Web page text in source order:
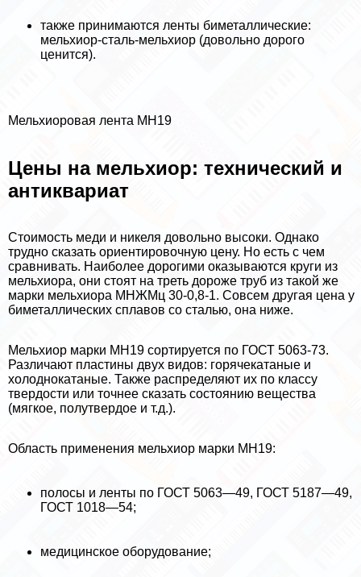
также принимаются ленты биметаллические:
мельхиор-сталь-мельхиор (довольно дорого
ценится).
Мельхиоровая лента МН19
Цены на мельхиор: технический и
антиквариат
Стоимость меди и никеля довольно высоки. Однако
трудно сказать ориентировочную цену. Но есть с чем
сравнивать. Наиболее дорогими оказываются круги из
мельхиора, они стоят на треть дороже труб из такой же
марки мельхиора МНЖМц 30-0,8-1. Совсем другая цена у
биметаллических сплавов со сталью, она ниже.
Мельхиор марки МН19 сортируется по ГОСТ 5063-73.
Различают пластины двух видов: горячекатаные и
холоднокатаные. Также распределяют их по классу
твердости или точнее сказать состоянию вещества
(мягкое, полутвердое и т.д.).
Область применения мельхиор марки МН19:
полосы и ленты по ГОСТ 5063—49, ГОСТ 5187—49,
ГОСТ 1018—54;
медицинское оборудование;